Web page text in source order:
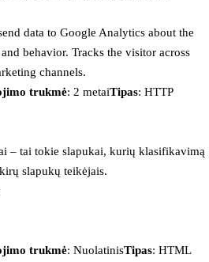
data to Google Analytics about the
behavior. Tracks the visitor across
channels.
trukmė: 2 metaiTipas: HTTP
– tai tokie slapukai, kurių klasifikavimą
slapukų teikėjais.
trukmė: NuolatinisTipas: HTML